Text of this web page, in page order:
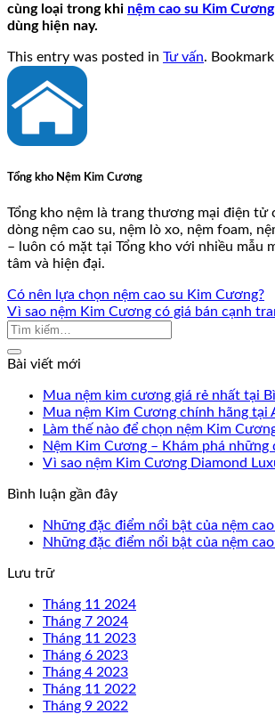
cùng loại trong khi nệm cao su Kim
dùng hiện nay.
This entry was posted in Tư vấn.
Tổng kho Nệm Kim Cương
Tổng kho nệm là trang thương mại điện tử
dòng nệm cao su, nệm lò xo, nệm foam,
– luôn có mặt tại Tổng kho với nhiều mẫu
tâm và hiện đại.
Có nên lựa chọn nệm cao su Kim Cương?
Vì sao nệm Kim Cương có giá bán cạnh
Bài viết mới
Mua nệm kim cương giá rẻ nhất tại
Mua nệm Kim Cương chính hãng tại
Làm thế nào để chọn nệm Kim
Nệm Kim Cương – Khám phá những
Vì sao nệm Kim Cương Diamond
Bình luận gần đây
Những đặc điểm nổi bật của nệm
Những đặc điểm nổi bật của nệm
Lưu trữ
Tháng 11 2024
Tháng 7 2024
Tháng 11 2023
Tháng 6 2023
Tháng 4 2023
Tháng 11 2022
Tháng 9 2022